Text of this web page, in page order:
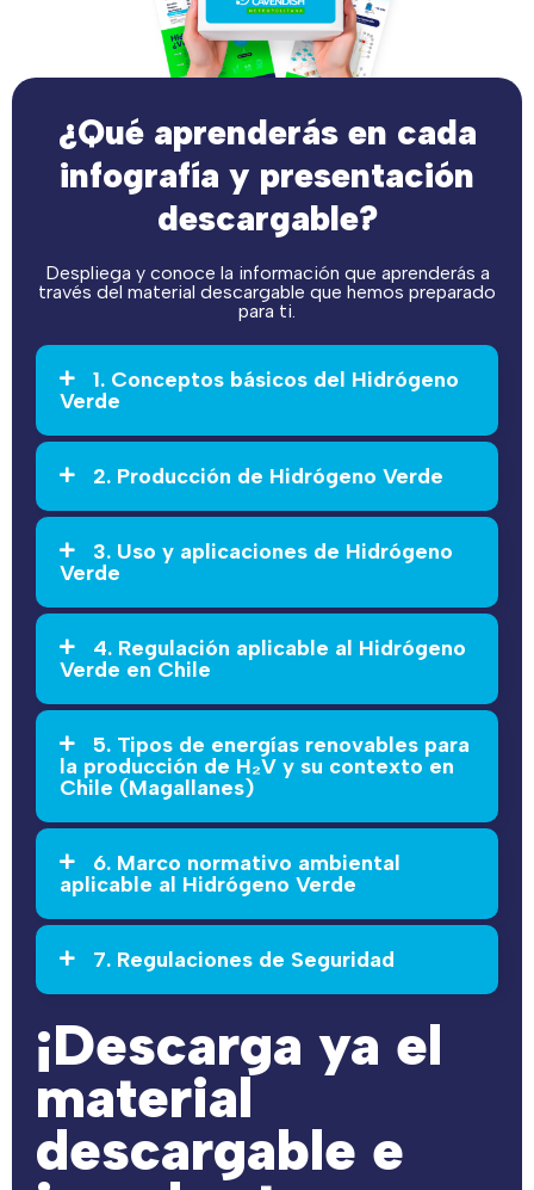
¿Qué aprenderás en cada
infografía y presentación
descargable?
Despliega y conoce la información que aprenderás a
través del material descargable que hemos preparado
para ti.
1. Conceptos básicos del Hidrógeno
Verde
2. Producción de Hidrógeno Verde
3. Uso y aplicaciones de Hidrógeno
Verde
4. Regulación aplicable al Hidrógeno
Verde en Chile
5. Tipos de energías renovables para
la producción de H₂V y su contexto en
Chile (Magallanes)
6. Marco normativo ambiental
aplicable al Hidrógeno Verde
7. Regulaciones de Seguridad
¡Descarga ya el
material
descargable e